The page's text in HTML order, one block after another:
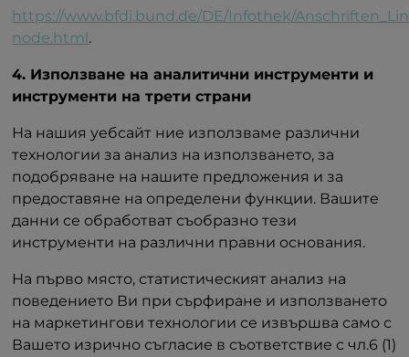
https://www.bfdi.bund.de/DE/Infothek/
node.html.
4. Използване на аналитични инструменти и
инструменти на трети страни
На нашия уебсайт ние използваме различни
технологии за анализ на използването, за
подобряване на нашите предложения и за
предоставяне на определени функции. Вашите
данни се обработват съобразно тези
инструменти на различни правни основания.
На първо място, статистическият анализ на
поведението Ви при сърфиране и използването
на маркетингови технологии се извършва само с
Вашето изрично съгласие в съответствие с чл.6 (1)